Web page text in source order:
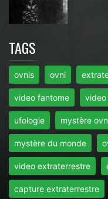
TAGS
ovnis ovni
video fantome video
ufologie mystère
mystère du monde
video extraterrestre
capture extraterrestre